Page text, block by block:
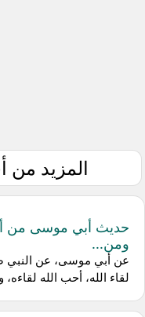
المزيد
حديث أبي موسى من
ومن...
عن أبي موسى، عن النبي
لقاء الله، أحب الله